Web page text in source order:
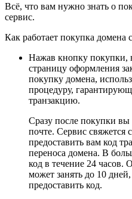
Всё, что вам нужно знать о
сервис.
Как работает покупка домена
Нажав кнопку покупки,
страницу оформления
покупку домена,
процедуру,
транзакцию.
Сразу после покупки вы
почте. Сервис свяжется
предоставить вам код
переноса домена. В
код в течение 24 часов.
может занять до 10
предоставить код.